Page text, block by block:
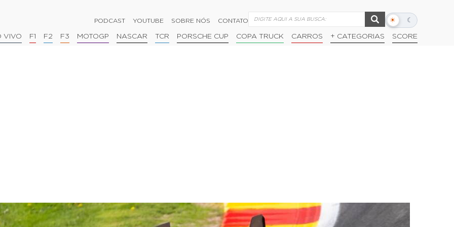
PODCAST YOUTUBE SOBRE NÓS CONTATO ☀ ☾
Alternar
escuro
VIVO F1 F2 F3 MOTOGP NASCAR TCR PORSCHE CUP COPA TRUCK CARROS + CATEGORIAS SCORE